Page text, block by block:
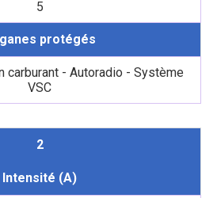
5
protégés
carburant - Autoradio - Système
VSC
2
Intensité (A)